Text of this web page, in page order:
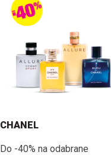
CHANEL
Do -40% na odabrane